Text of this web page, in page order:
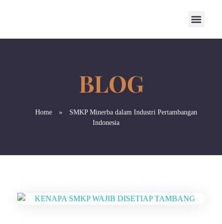
Home »
SMKP Minerba dalam Industri Pertambangan
Indonesia